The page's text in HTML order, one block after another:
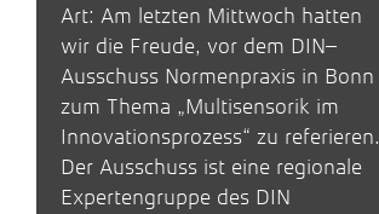
Art: Am letzten Mittwoch hatten
wir die Freude, vor dem DIN–
Ausschuss Normenpraxis in Bonn
zum Thema „Multisensorik im
Innovationsprozess“ zu referieren.
Der Ausschuss ist eine regionale
Expertengruppe des DIN